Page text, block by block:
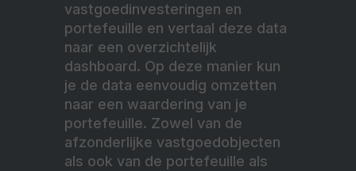
vastgoedinvesteringen en
portefeuille en vertaal deze data
naar een overzichtelijk
dashboard. Op deze manier kun
je de data eenvoudig omzetten
naar een waardering van je
portefeuille. Zowel van de
afzonderlijke vastgoedobjecten
als ook van de portefeuille als